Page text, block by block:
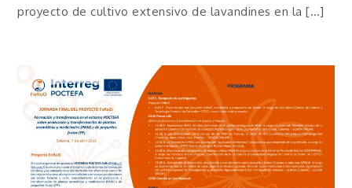
proyecto de cultivo extensivo de lavandines en la […]